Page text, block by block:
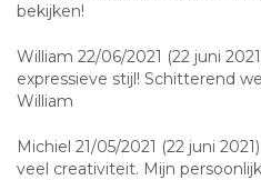
bekijken!
William 22/06/2021 (22 juni
expressieve stijl! Schitterend
William
Michiel 21/05/2021 (22 juni
veel creativiteit. Mijn